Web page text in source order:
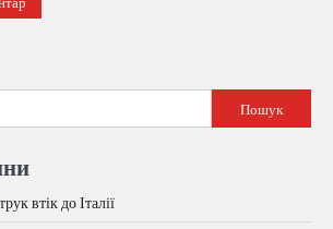
Пошук
втік до Італії